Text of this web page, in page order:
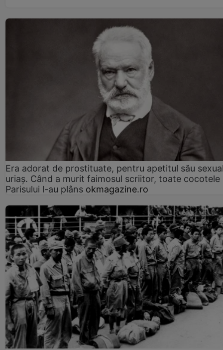
Era adorat de prostituate, pentru apetitul său
uriaș. Când a murit faimosul scriitor, toate cocotele
Parisului l-au plâns okmagazine.ro